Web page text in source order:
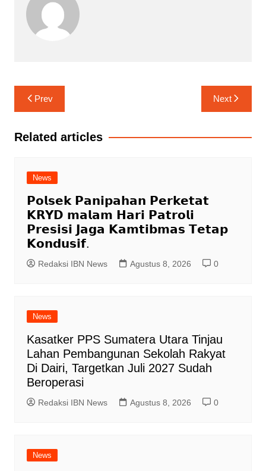
Navigasi
pos
Prev Next
Related articles
News
𝗣𝗼𝗹𝘀𝗲𝗸 𝗣𝗮𝗻𝗶𝗽𝗮𝗵𝗮𝗻 𝗣𝗲𝗿𝗸𝗲𝘁𝗮𝘁
𝗞𝗥𝗬𝗗 𝗺𝗮𝗹𝗮𝗺 𝗛𝗮𝗿𝗶 𝗣𝗮𝘁𝗿𝗼𝗹𝗶
𝗣𝗿𝗲𝘀𝗶𝘀𝗶 𝗝𝗮𝗴𝗮 𝗞𝗮𝗺𝘁𝗶𝗯𝗺𝗮𝘀 𝗧𝗲𝘁𝗮𝗽
𝗞𝗼𝗻𝗱𝘂𝘀𝗶𝗳.
Redaksi IBN News Agustus 8, 2026 0
News
Kasatker PPS Sumatera Utara Tinjau
Lahan Pembangunan Sekolah Rakyat
Di Dairi, Targetkan Juli 2027 Sudah
Beroperasi
Redaksi IBN News Agustus 8, 2026 0
News